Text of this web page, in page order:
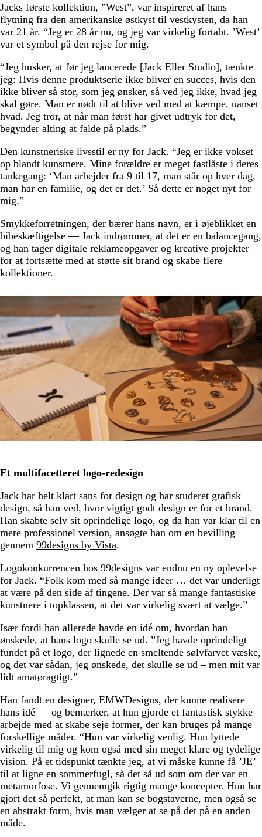
Jacks første kollektion, ”West”, var inspireret af hans
flytning fra den amerikanske østkyst til vestkysten, da han
var 21 år. “Jeg er 28 år nu, og jeg var virkelig fortabt. ’West’
var et symbol på den rejse for mig.
“Jeg husker, at før jeg lancerede [Jack Eller Studio], tænkte
jeg: Hvis denne produktserie ikke bliver en succes, hvis den
ikke bliver så stor, som jeg ønsker, så ved jeg ikke, hvad jeg
skal gøre. Man er nødt til at blive ved med at kæmpe, uanset
hvad. Jeg tror, at når man først har givet udtryk for det,
begynder alting at falde på plads.”
Den kunstneriske livsstil er ny for Jack. “Jeg er ikke vokset
op blandt kunstnere. Mine forældre er meget fastlåste i deres
tankegang: ‘Man arbejder fra 9 til 17, man står op hver dag,
man har en familie, og det er det.’ Så dette er noget nyt for
mig.”
Smykkeforretningen, der bærer hans navn, er i øjeblikket en
bibeskæftigelse — Jack indrømmer, at det er en balancegang,
og han tager digitale reklameopgaver og kreative projekter
for at fortsætte med at støtte sit brand og skabe flere
kollektioner.
Et multifacetteret logo-redesign
Jack har helt klart sans for design og har studeret grafisk
design, så han ved, hvor vigtigt godt design er for et brand.
Han skabte selv sit oprindelige logo, og da han var klar til en
mere professionel version, ansøgte han om en bevilling
gennem 99designs by Vista.
Logokonkurrencen hos 99designs var endnu en ny oplevelse
for Jack. “Folk kom med så mange ideer … det var underligt
at være på den side af tingene. Der var så mange fantastiske
kunstnere i topklassen, at det var virkelig svært at vælge.”
Især fordi han allerede havde en idé om, hvordan han
ønskede, at hans logo skulle se ud. ”Jeg havde oprindeligt
fundet på et logo, der lignede en smeltende sølvfarvet væske,
og det var sådan, jeg ønskede, det skulle se ud – men mit var
lidt amatøragtigt.”
Han fandt en designer, EMWDesigns, der kunne realisere
hans idé — og bemærker, at hun gjorde et fantastisk stykke
arbejde med at skabe seje former, der kan bruges på mange
forskellige måder. “Hun var virkelig venlig. Hun lyttede
virkelig til mig og kom også med sin meget klare og tydelige
vision. På et tidspunkt tænkte jeg, at vi måske kunne få ’JE’
til at ligne en sommerfugl, så det så ud som om der var en
metamorfose. Vi gennemgik rigtig mange koncepter. Hun har
gjort det så perfekt, at man kan se bogstaverne, men også se
en abstrakt form, hvis man vælger at se på det på en anden
måde.